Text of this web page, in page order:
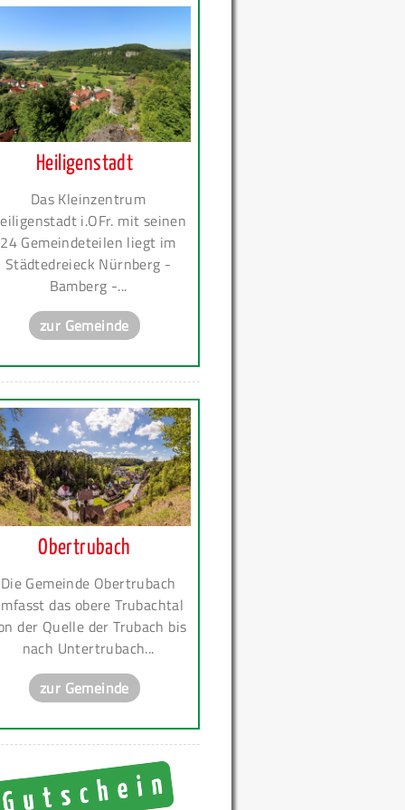
Heiligenstadt
Das Kleinzentrum
i.OFr. mit seinen
24 Gemeindeteilen liegt im
Städtedreieck Nürnberg -
Bamberg -...
zur Gemeinde
Obertrubach
Die Gemeinde Obertrubach
das obere Trubachtal
der Quelle der Trubach bis
nach Untertrubach...
zur Gemeinde